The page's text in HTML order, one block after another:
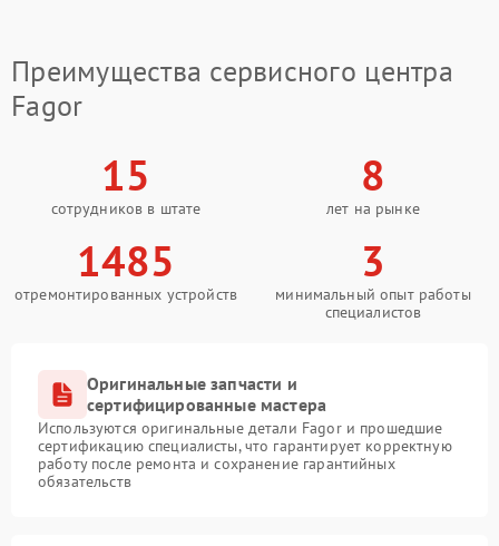
Преимущества сервисного центра
Fagor
15
сотрудников в штате
8
лет на рынке
1485
отремонтированных устройств
3
минимальный опыт работы
специалистов
Оригинальные запчасти и
сертифицированные мастера
Используются оригинальные детали Fagor и прошедшие
сертификацию специалисты, что гарантирует корректную
работу после ремонта и сохранение гарантийных
обязательств